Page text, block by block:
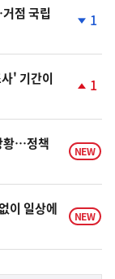
점 국립
1
' 기간이
승
1
황…정책
NEW
이 일상에
NEW